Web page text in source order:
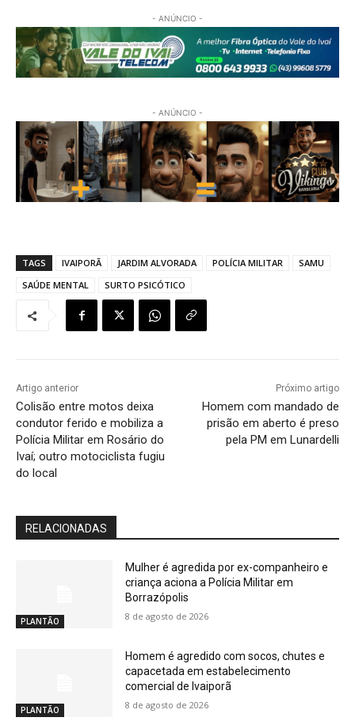
- ANÚNCIO -
- ANÚNCIO -
TAGS IVAIPORÃ JARDIM ALVORADA POLÍCIA MILITAR
SAMU
SAÚDE MENTAL
SURTO PSICÓTICO
Artigo anterior
Colisão entre motos deixa
condutor ferido e mobiliza a
Polícia Militar em Rosário do
Ivaí; outro motociclista fugiu
do local
Próximo artigo
Homem com mandado de
prisão em aberto é preso
pela PM em Lunardelli
RELACIONADAS
PLANTÃO
Mulher é agredida por ex-companheiro e
criança aciona a Polícia Militar em
Borrazópolis
8 de agosto de 2026
PLANTÃO
Homem é agredido com socos, chutes e
capacetada em estabelecimento
comercial de Ivaiporã
8 de agosto de 2026